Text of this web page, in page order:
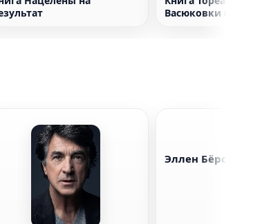
Васюковки (ШКОЛА)
Эллен Бёрстин